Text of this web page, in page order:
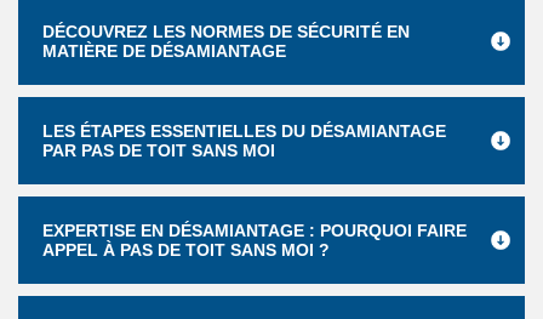
DÉCOUVREZ LES NORMES DE SÉCURITÉ EN
MATIÈRE DE DÉSAMIANTAGE
LES ÉTAPES ESSENTIELLES DU DÉSAMIANTAGE
PAR PAS DE TOIT SANS MOI
EXPERTISE EN DÉSAMIANTAGE : POURQUOI FAIRE
APPEL À PAS DE TOIT SANS MOI ?